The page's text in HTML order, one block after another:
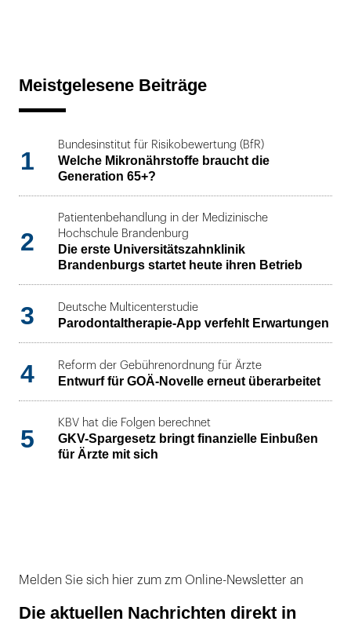
Meistgelesene Beiträge
1
Bundesinstitut für Risikobewertung (BfR)
Welche Mikronährstoffe braucht die
Generation 65+?
2
Patientenbehandlung in der Medizinische
Hochschule Brandenburg
Die erste Universitätszahnklinik
Brandenburgs startet heute ihren Betrieb
3 Deutsche Multicenterstudie
Parodontaltherapie-App verfehlt Erwartungen
4 Reform der Gebührenordnung für Ärzte
Entwurf für GOÄ-Novelle erneut überarbeitet
5
KBV hat die Folgen berechnet
GKV-Spargesetz bringt finanzielle Einbußen
für Ärzte mit sich
Melden Sie sich hier zum zm Online-Newsletter an
Die aktuellen Nachrichten direkt in